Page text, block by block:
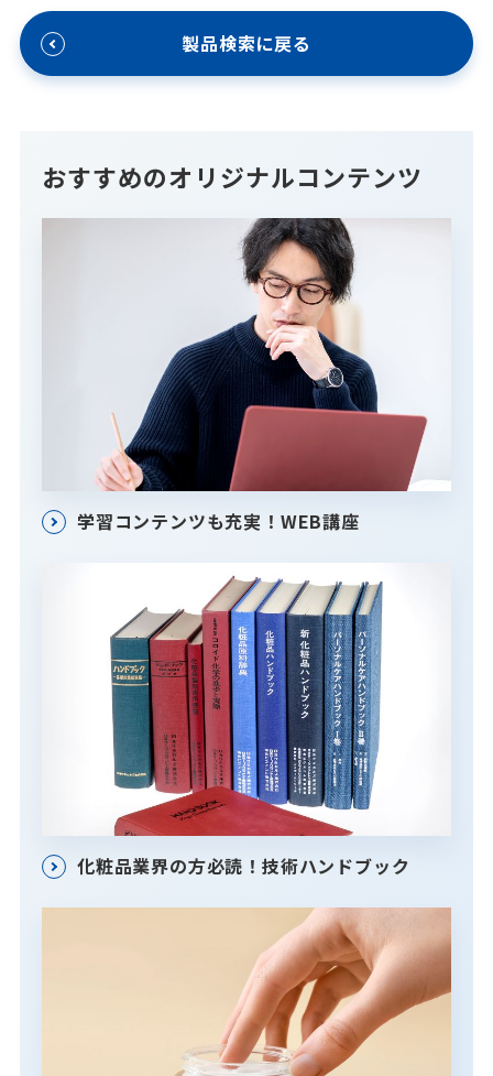
製品検索に戻る
おすすめのオリジナルコンテンツ
学習コンテンツも充実！WEB講座
化粧品業界の方必読！技術ハンドブック